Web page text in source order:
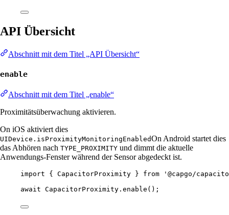
API Übersicht
Abschnitt mit dem Titel „API Übersicht“
enable
Abschnitt mit dem Titel „enable“
Proximitätsüberwachung aktivieren.
On iOS aktiviert dies
UIDevice.isProximityMonitoringEnabledOn Android startet dies
das Abhören nach TYPE_PROXIMITY und dimmt die aktuelle
Anwendungs-Fenster während der Sensor abgedeckt ist.
import { CapacitorProximity } from
'@capgo/
await CapacitorProximity. enable ();